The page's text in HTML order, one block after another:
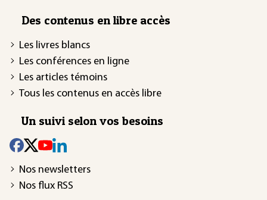
Des contenus en libre accès
Les livres blancs
Les conférences en ligne
Les articles témoins
Tous les contenus en accès libre
Un suivi selon vos besoins
Nos newsletters
Nos flux RSS